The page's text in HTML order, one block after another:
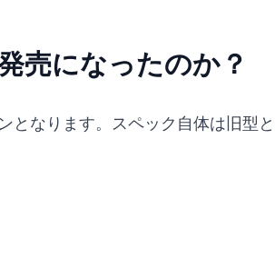
売になったのか？
なります。スペック自体は旧型と